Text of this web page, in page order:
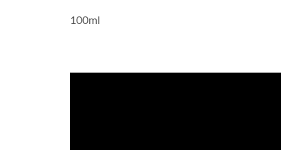
100ml